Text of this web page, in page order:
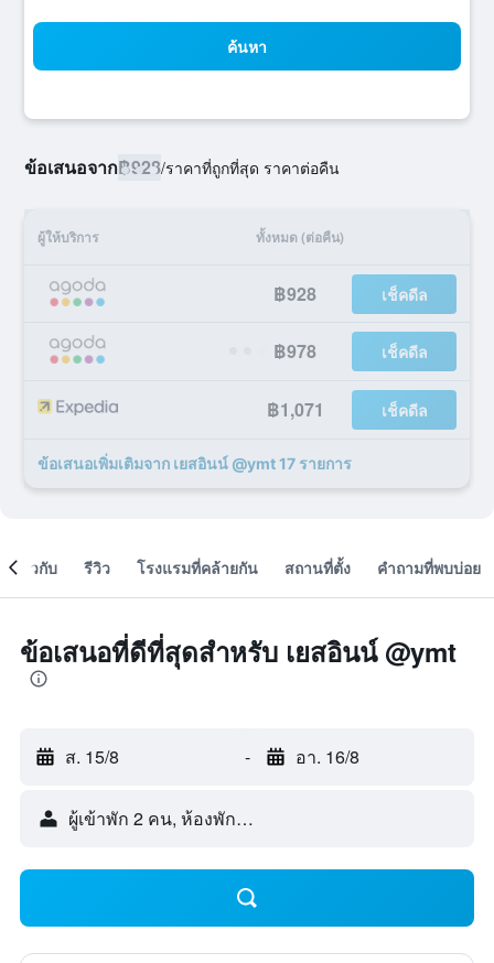
ค้นหา
ข้อเสนอจาก฿928/ราคาที่ถูกที่สุด ราคาต่อคืน
ผู้ให้บริการ ทั้งหมด (ต่อคืน)
฿928 เช็คดีล
฿978 เช็คดีล
฿1,071 เช็คดีล
ข้อเสนอเพิ่มเติมจาก เยสอินน์ @ymt 17 รายการ
เกี่ยวกับ รีวิว โรงแรมที่คล้ายกัน สถานที่ตั้ง คำถามที่พบบ่อย
ข้อเสนอที่ดีที่สุดสำหรับ เยสอินน์ @ymt
ส. 15/8 - อา. 16/8
ผู้เข้าพัก 2 คน, ห้องพัก 1 ห้อง